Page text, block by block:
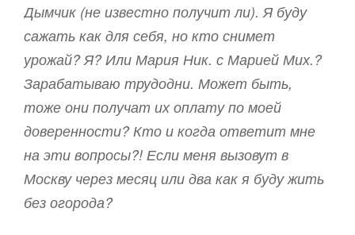
Дымчик (не известно получит ли). Я буду
сажать как для себя, но кто снимет
урожай? Я? Или Мария Ник. с Марией Мих.?
Зарабатываю трудодни. Может быть,
тоже они получат их оплату по моей
доверенности? Кто и когда ответит мне
на эти вопросы?! Если меня вызовут в
Москву через месяц или два как я буду жить
без огорода?